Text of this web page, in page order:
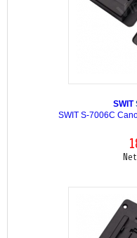
SWIT
SWIT S-7006C